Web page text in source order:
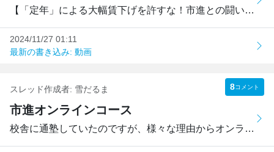
【「定年」による大幅賃下げを許すな！市進との闘い】東部労...
2024/11/27 01:11
最新の書き込み: 動画
スレッド作成者: 雪だるま 8コメント
市進オンラインコース
校舎に通塾していたのですが、様々な理由からオンラインコー...